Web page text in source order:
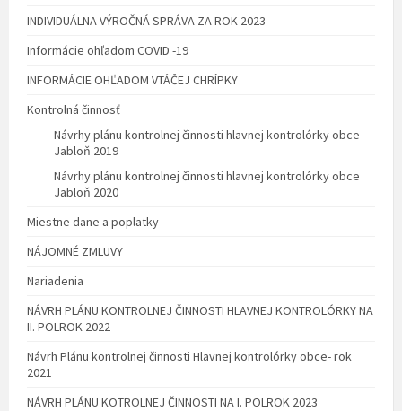
INDIVIDUÁLNA VÝROČNÁ SPRÁVA ZA ROK 2023
Informácie ohľadom COVID -19
INFORMÁCIE OHĽADOM VTÁČEJ CHRÍPKY
Kontrolná činnosť
Návrhy plánu kontrolnej činnosti hlavnej kontrolórky obce
Jabloň 2019
Návrhy plánu kontrolnej činnosti hlavnej kontrolórky obce
Jabloň 2020
Miestne dane a poplatky
NÁJOMNÉ ZMLUVY
Nariadenia
NÁVRH PLÁNU KONTROLNEJ ČINNOSTI HLAVNEJ KONTROLÓRKY NA
II. POLROK 2022
Návrh Plánu kontrolnej činnosti Hlavnej kontrolórky obce- rok
2021
NÁVRH PLÁNU KOTROLNEJ ČINNOSTI NA I. POLROK 2023